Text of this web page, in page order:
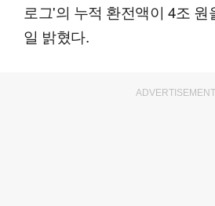
로그'의 누적 환전액이 4조
일 밝혔다.
ADVERTISEMENT